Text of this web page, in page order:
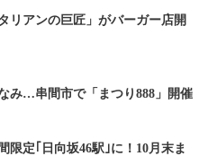
リアンの巨匠」がバーガー店開
み…串間市で「まつり888」開催
限定｢日向坂46駅｣に！10月末ま